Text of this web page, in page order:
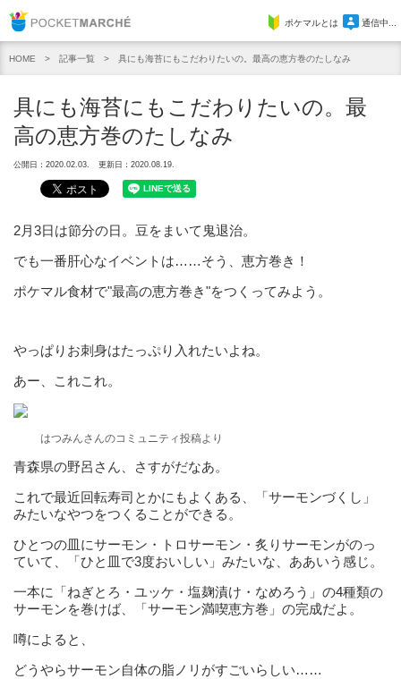
Pocket Marcheポケマルとは 通信中...
HOME 記事一覧 具にも海苔にもこだわりたいの。最高の恵方巻のたしなみ
具にも海苔にもこだわりたいの。最
高の恵方巻のたしなみ
公開日：2020.02.03. 更新日：2020.08.19.
2月3日は節分の日。豆をまいて鬼退治。
でも一番肝心なイベントは……そう、恵方巻き！
ポケマル食材で"最高の恵方巻き"をつくってみよう。
やっぱりお刺身はたっぷり入れたいよね。
あー、これこれ。
はつみんさんのコミュニティ投稿より
青森県の野呂さん、さすがだなあ。
これで最近回転寿司とかにもよくある、「サーモンづくし」
みたいなやつをつくることができる。
ひとつの皿にサーモン・トロサーモン・炙りサーモンがのっ
ていて、「ひと皿で3度おいしい」みたいな、ああいう感じ。
一本に「ねぎとろ・ユッケ・塩麹漬け・なめろう」の4種類の
サーモンを巻けば、「サーモン満喫恵方巻」の完成だよ。
噂によると、
どうやらサーモン自体の脂ノリがすごいらしい……